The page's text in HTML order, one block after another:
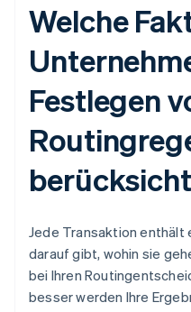
Welche
Festlegen
Jede Transaktion enthält
darauf gibt, wohin sie
bei Ihren
besser werden Ihre